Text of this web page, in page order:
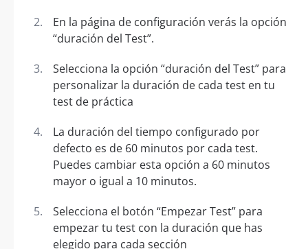
En la página de configuración verás la opción
“duración del Test”.
Selecciona la opción “duración del Test” para
personalizar la duración de cada test en tu
test de práctica
La duración del tiempo configurado por
defecto es de 60 minutos por cada test.
Puedes cambiar esta opción a 60 minutos
mayor o igual a 10 minutos.
Selecciona el botón “Empezar Test” para
empezar tu test con la duración que has
elegido para cada sección